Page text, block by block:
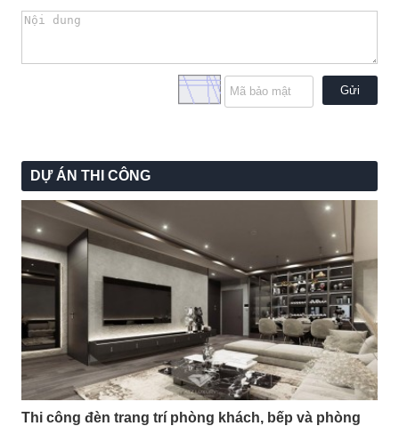
Gửi
DỰ ÁN THI CÔNG
Thi công đèn trang trí phòng khách, bếp và phòng